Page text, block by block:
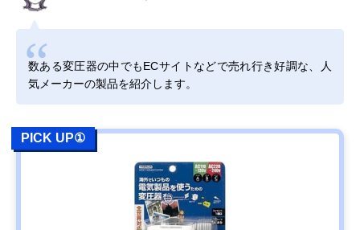
数ある変圧器の中でもECサイトなどで売れ行き好調な、人
気メーカーの製品を紹介します。
PICK UP①